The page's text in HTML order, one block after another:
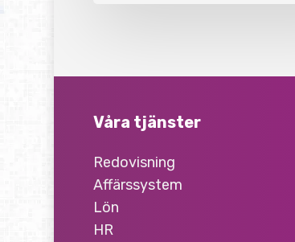
Våra tjänster
Redovisning
Affärssystem
Lön
HR